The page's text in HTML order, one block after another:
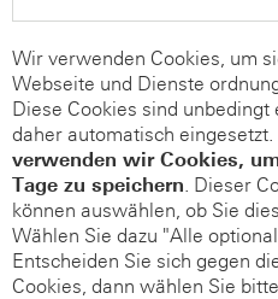
Wir verwenden Cookies, um
Webseite und Dienste
Diese Cookies sind
daher automatisch eingesetzt.
verwenden wir Cookies,
Tage zu speichern. Dieser
können auswählen, ob Sie
Wählen Sie dazu "Alle
Entscheiden Sie sich gegen
Cookies, dann wählen Sie